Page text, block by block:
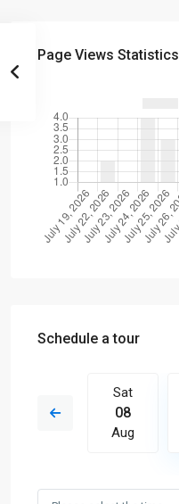
Page Views Statistics
Schedule a tour
17
Sat
08
Aug